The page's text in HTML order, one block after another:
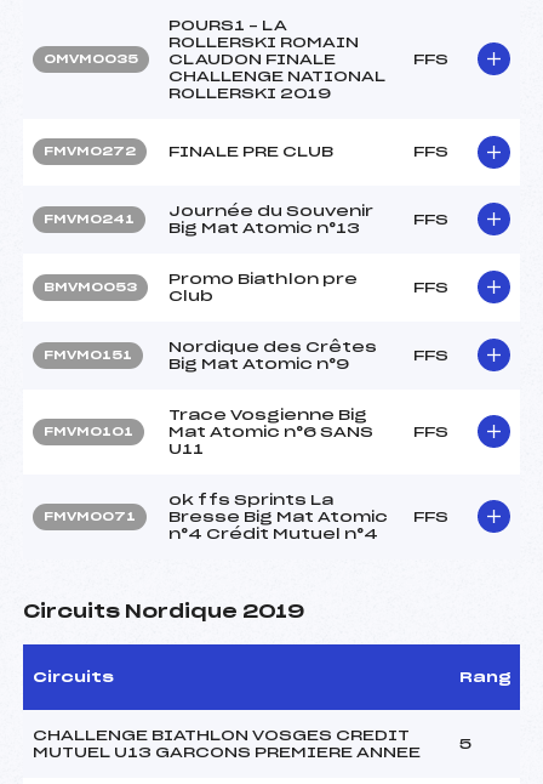
OMVM0035
POURS1 – LA
ROLLERSKI ROMAIN
CLAUDON FINALE
CHALLENGE NATIONAL
ROLLERSKI 2019
FFS
FMVM0272 FINALE PRE CLUB FFS
FMVM0241
Journée du Souvenir
Big Mat Atomic n°13
FFS
BMVM0053
Promo Biathlon pre
Club
FFS
FMVM0151
Nordique des Crêtes
Big Mat Atomic n°9
FFS
FMVM0101
Trace Vosgienne Big
Mat Atomic n°6 SANS
U11
FFS
FMVM0071
ok ffs Sprints La
Bresse Big Mat Atomic
n°4 Crédit Mutuel n°4
FFS
Circuits Nordique 2019
Circuits Rang
CHALLENGE BIATHLON VOSGES CREDIT
MUTUEL U13 GARCONS PREMIERE ANNEE
5